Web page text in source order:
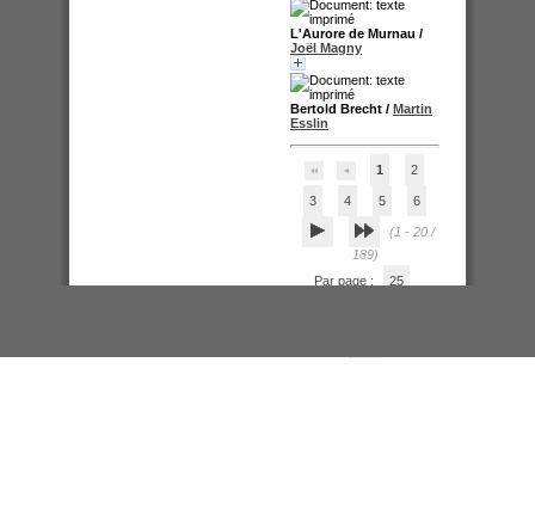
L'Aurore de Murnau /
Joël Magny
Bertold Brecht / Martin
Esslin
1 2
3 4 5 6
(1 - 20 /
189)
Par page :
25